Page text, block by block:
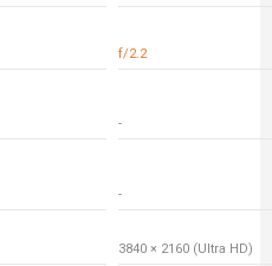
f/2.2
-
-
3840 × 2160 (Ultra HD)